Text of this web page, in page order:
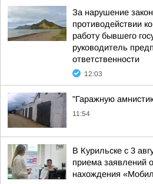
За нарушение
противодействии
работу бывшего
руководитель
ответственности
12:03
"Гаражную
11:54
В Курильске с 3
приема заявлений
нахождения